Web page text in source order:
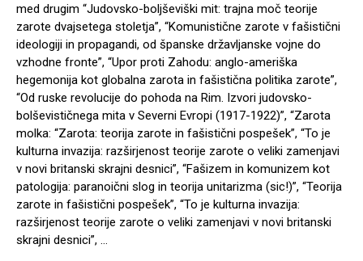
med drugim “Judovsko-boljševiški mit: trajna moč teorije
zarote dvajsetega stoletja”, “Komunistične zarote v fašistični
ideologiji in propagandi, od španske državljanske vojne do
vzhodne fronte”, “Upor proti Zahodu: anglo-ameriška
hegemonija kot globalna zarota in fašistična politika zarote”,
“Od ruske revolucije do pohoda na Rim. Izvori judovsko-
bolševističnega mita v Severni Evropi (1917-1922)”, “Zarota
molka: “Zarota: teorija zarote in fašistični pospešek”, “To je
kulturna invazija: razširjenost teorije zarote o veliki zamenjavi
v novi britanski skrajni desnici”, “Fašizem in komunizem kot
patologija: paranoični slog in teorija unitarizma (sic!)”, “Teorija
zarote in fašistični pospešek”, “To je kulturna invazija:
razširjenost teorije zarote o veliki zamenjavi v novi britanski
skrajni desnici”, …